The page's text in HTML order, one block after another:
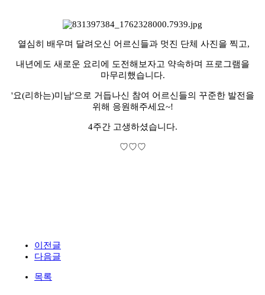
열심히 배우며 달려오신 어르신들과 멋진 단체 사진을 찍고,
내년에도 새로운 요리에 도전해보자고 약속하며 프로그램을
마무리했습니다.
'요(리하는)미남'으로 거듭나신 참여 어르신들의 꾸준한 발전을
위해 응원해주세요~!
4주간 고생하셨습니다.
♡♡♡
이전글
다음글
목록